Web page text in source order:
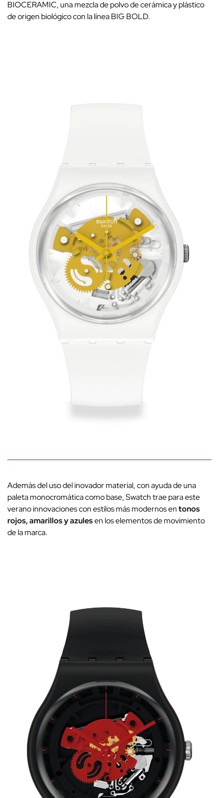
BIOCERAMIC, una mezcla de polvo de cerámica y plástico
de origen biológico con la línea BIG BOLD.
Además del uso del inovador material, con ayuda de una
paleta monocromática como base, Swatch trae para este
verano innovaciones con estilos más modernos entonos
rojos, amarillos y azulesen los elementos de movimiento
de la marca.